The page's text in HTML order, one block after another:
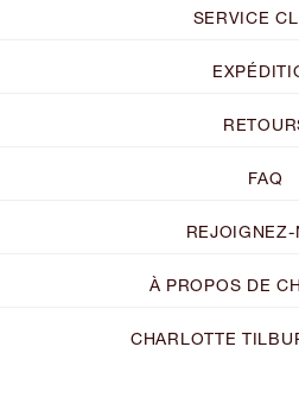
SERVICE
FAQ
REJOIGNEZ-
À PROPOS DE
CHARLOTTE